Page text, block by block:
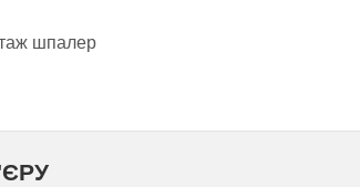
шпалер